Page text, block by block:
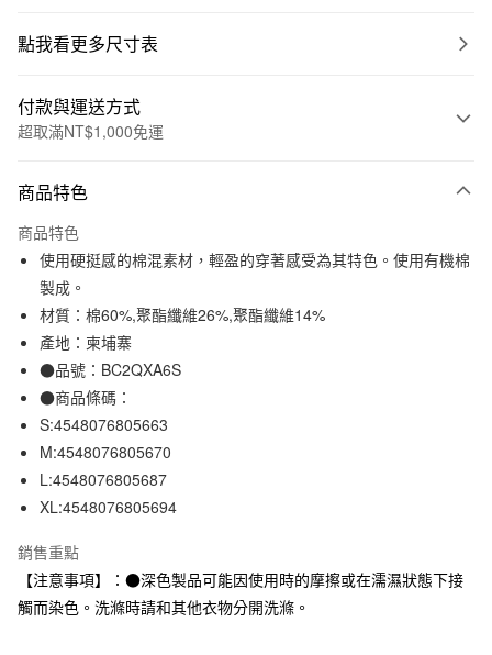
點我看更多尺寸表
付款與運送方式
超取滿NT$1,000免運
信用卡一次付款
信用卡分期付款
3 期 0 利率 每期
合作金庫商業銀行
第一商業銀行
華南商業銀行
上海商業儲蓄銀行
臺灣中小企業銀行
匯豐（台灣）商業銀行
聯邦商業銀行
元大商業銀行
玉山商業銀行
台灣樂天信用卡公司
超商取貨付款
LINE Pay
Apple Pay
街口支付
悠遊付
全家取貨付款
每筆NT$65，滿NT$1,000(含以上)免運費
商品特色
商品特色
使用硬挺感的棉混素材，輕盈的穿著感受為其特色。使用有機棉
製成。
材質：棉60%,聚酯纖維26%,聚酯纖維14%
產地：柬埔寨
●品號：BC2QXA6S
●商品條碼：
S:4548076805663
M:4548076805670
L:4548076805687
XL:4548076805694
銷售重點
【注意事項】：●深色製品可能因使用時的摩擦或在濡濕狀態下接
觸而染色。洗滌時請和其他衣物分開洗滌。